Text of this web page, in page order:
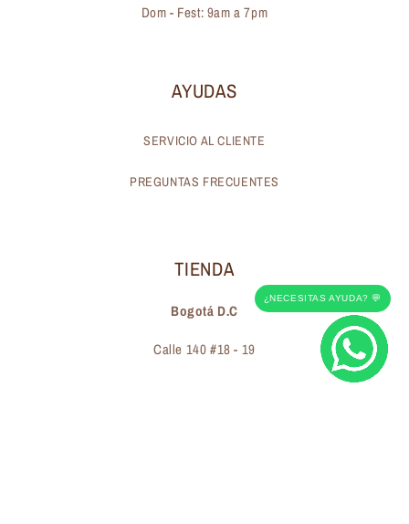
Dom - Fest: 9am a 7pm
AYUDAS
SERVICIO AL CLIENTE
PREGUNTAS FRECUENTES
TIENDA
Bogotá D.C
Calle 140 #18 - 19
¿NECESITAS AYUDA? 💬